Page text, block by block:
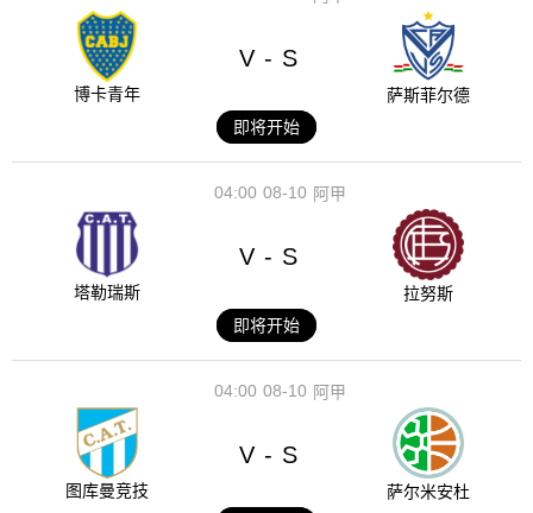
博卡青年
V - S
萨斯菲尔德
即将开始
08-10
04:00 阿甲
塔勒瑞斯
V - S
拉努斯
即将开始
08-10
04:00 阿甲
图库曼竞技
V - S
萨尔米安杜